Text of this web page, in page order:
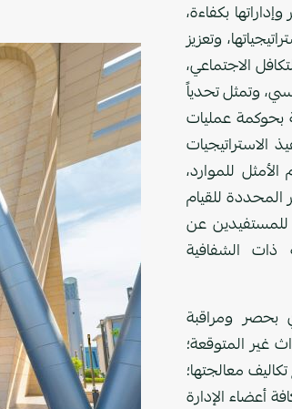
بكفاءة،
وتعزيز
الاجتماعي،
وتمثل تحدياً
بحوكمة عمليات
الاستراتيجيات
للموارد،
المحددة للقيام
للمستفيدين عن
ذات الشفافية
بحصر ومراقبة
غير المتوقعة؛
معالجتها؛
أعضاء الإدارة
الصورة